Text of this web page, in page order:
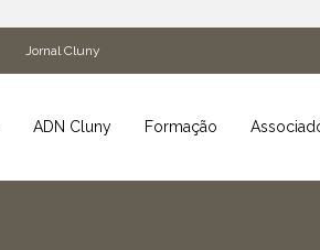
Jornal Cluny
ADN Cluny Formação